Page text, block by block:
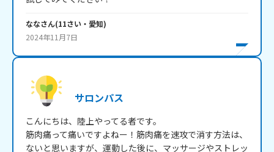
ななさん(11さい・ 愛知)
2024年11月7日
サロンパス
こんにちは、陸上やってる者です。
筋肉痛って痛いですよねー！筋肉痛を速攻で消す方法は、
ないと思いますが、運動した後に、マッサージやストレッ